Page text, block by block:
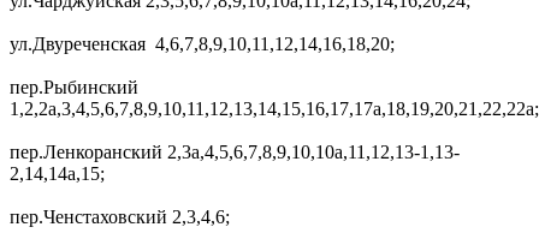
ул.Двуреченская 4,6,7,8,9,10,11,12,14,16,18,20;
пер.Рыбинский
1,2,2а,3,4,5,6,7,8,9,10,11,12,13,14,15,16,17,17а,18,19,20,21,22,22а;
пер.Ленкоранский 2,3а,4,5,6,7,8,9,10,10а,11,12,13-1,13-
2,14,14а,15;
пер.Ченстаховский 2,3,4,6;